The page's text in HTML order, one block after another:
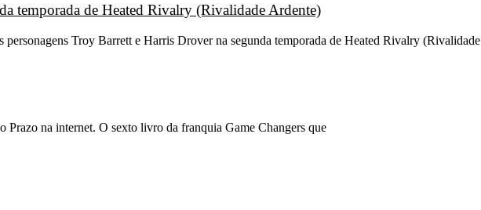
temporada de Heated Rivalry (Rivalidade Ardente)
personagens Troy Barrett e Harris Drover na segunda temporada de Heated Rivalry (Rivalidade
na internet. O sexto livro da franquia Game Changers que